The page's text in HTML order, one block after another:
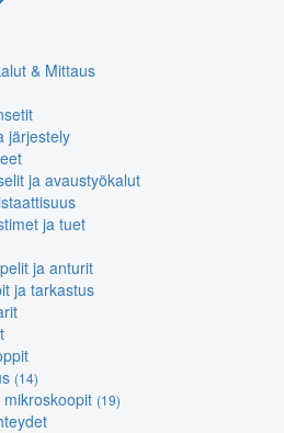
& Mittaus
järjestely
ja avaustyökalut
ja tuet
ja anturit
ja tarkastus
(14)
(19)